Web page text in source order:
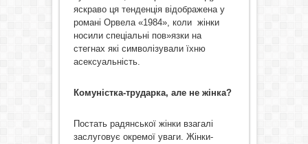
яскраво ця тенденція відображена у
романі Орвела «1984», коли жінки
носили спеціальні пов»язки на
стегнах які символізували їхню
асексуальність.
Комуністка-трударка, але не жінка?
Постать радянської жінки взагалі
заслуговує окремої уваги. Жінки-